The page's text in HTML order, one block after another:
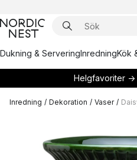
Dukning & ServeringInredningKök
Helgfavoriter →
Inredning / Dekoration / Vaser /